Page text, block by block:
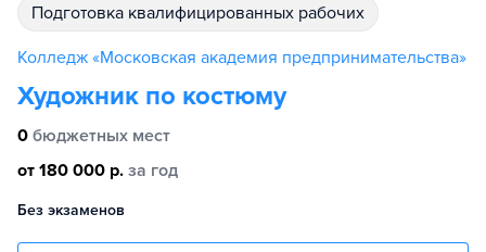
подготовка квалифицированных рабочих
Колледж «Московская академия предпринимательства»
Художник по костюму
0 бюджетных мест
от 180 000 р. за год
Без экзаменов